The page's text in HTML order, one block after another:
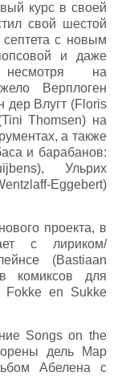
курс в своей
свой шестой
с новым
и даже
несмотря на
Верплоген
дер Влугт (Floris
Thomsen) на
а также
и барабанов:
Ульрих
Eggebert)
проекта, в
с лириком/
(Bastiaan
комиксов для
Fokke en Sukke
Songs on the
дель Мар
Абелена с